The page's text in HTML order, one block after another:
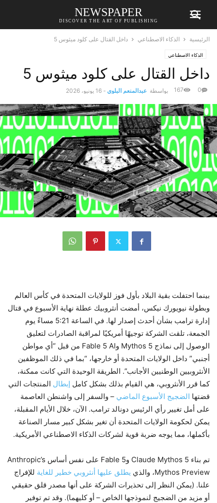
NEWSPAPER
DISCOVER THE ART OF PUBLISHING
الرئيسية الذكاء الاصطناعي داخل القتال على كلود ميثوس 5
الذكاء الاصطناعي
داخل القتال على كلود ميثوس 5
بواسطة عبدالمنعم البلوي - 16 يونيو، 2026 0
167
بينما احتفلت بقية البلاد بأول فوز للولايات المتحدة في كأس العالم
وبطولة نيويورك نيكس، أمضت أنثروبيك عطلة نهاية الأسبوع في قتال
إدارة ترامب بشأن أحدث إصدار لها. في الساعة 5:21 مساءً يوم
الجمعة، تلقت الشركة توجيهًا أمريكيًا لمراقبة الصادرات لتعليق
الوصول إلى نماذج Mythos 5 وFable 5 AI من قبل “أي مواطن
أجنبي” داخل الولايات المتحدة أو خارجها، “بما في ذلك الموظفين
الأنثروبيين الوطنيين الأجانب”. الطريقة الوحيدة التي كانت ممكنة،
كما قرر الأنثروبي، هي القيام بذلك بشكل كامل إبطال المنتجات التي
قضتها الضجيج الأسبوع الماضي – والسفر إلى واشنطن العاصمة
على أمل تغيير رأي الرئيس دونالد ترامب. الآن، خلال الأيام المقبلة،
يمكن لحكومة الولايات المتحدة أن تغير بشكل كبير مسار الصناعة
بأكملها، مما يوجه ضربة قوية لشركات الذكاء الاصطناعي الأمريكية.
تم بناء Claude Mythos 5 وFable 5 على نفس أساس Anthropic’s
Mythos Preview، والذي
يطلق عليها أنثروبي خطير للغاية للإفراج
علنا. (يمكن النظر إلى تحذيرات الشركة على أنها مصدر قلق حقيقي
أو مزيد من الضجيج لنموذجها الخاص – أو كليهما). وقد تم توفير